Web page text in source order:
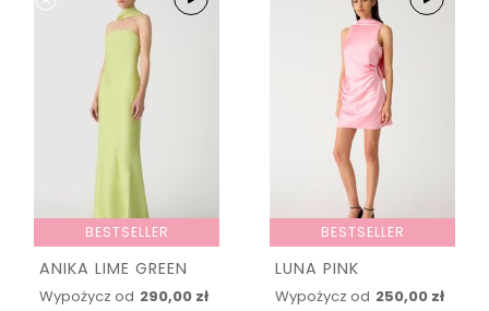
BESTSELLER
ANIKA LIME GREEN
Wypożycz od 290,00 zł
BESTSELLER
LUNA PINK
Wypożycz od 250,00 zł